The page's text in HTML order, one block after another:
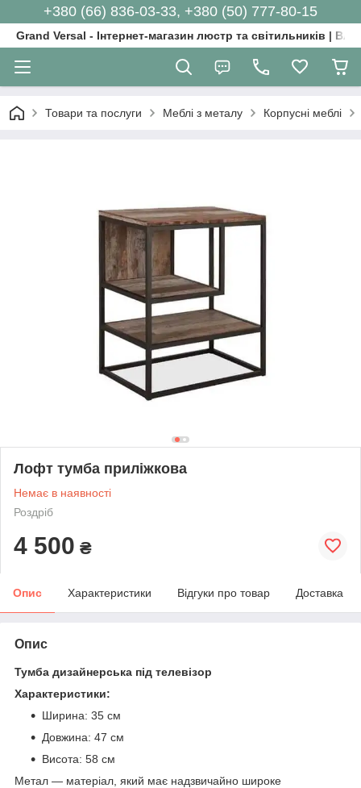
+380 (66) 836-03-33, +380 (50) 777-80-15
Grand Versal - Інтернет-магазин люстр та світильників |
Товари та послуги Меблі з металу Корпусні меблі
Лофт тумба приліжкова
Немає в наявності
Роздріб
4 500 ₴
Опис Характеристики Відгуки про товар Доставка
Опис
Тумба дизайнерська під телевізор
Характеристики:
Ширина: 35 см
Довжина: 47 см
Висота: 58 см
Метал — матеріал, який має надзвичайно широке